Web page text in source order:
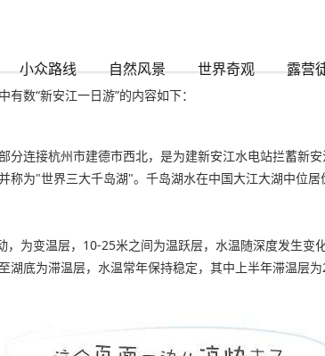
小众路线 自然风景 世界奇观 露营
数“新安江一日游”的内容如下：
连接杭州市建德市西北，是为建新安江水电站拦蓄新
为"世界三大千岛湖"。千岛湖水在中国大江大湖中位
为变温层，10-25米之间为温跃层，水温随深度发生
底为滞温层，水温常年保持稳定，其中上半年滞温层